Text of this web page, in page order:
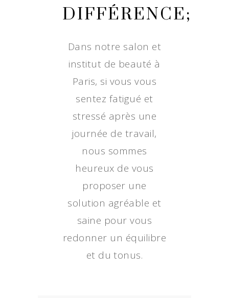
DIFFÉRENCE;
Dans notre salon et
institut de beauté à
Paris, si vous vous
sentez fatigué et
stressé après une
journée de travail,
nous sommes
heureux de vous
proposer une
solution agréable et
saine pour vous
redonner un équilibre
et du tonus.